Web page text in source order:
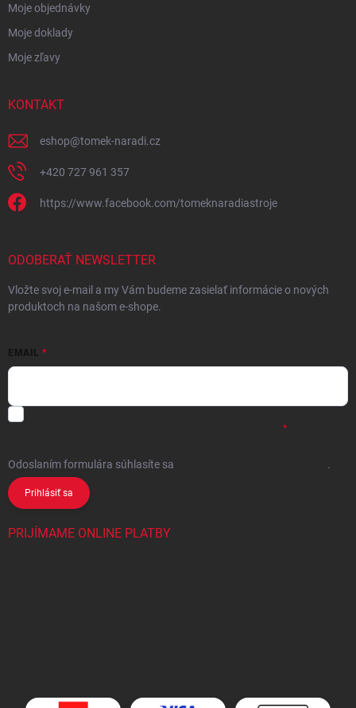
Moje objednávky
Moje doklady
Moje zľavy
KONTAKT
eshop@tomek-naradi.cz
+420 727 961 357
https://www.facebook.com/tomeknaradiastroje
ODOBERAŤ NEWSLETTER
Vložte svoj e-mail a my Vám budeme zasielať informácie o nových
produktoch na našom e-shope.
EMAIL
Odoslaním formulára súhlasíte sa .
Prihlásiť sa
PRIJÍMAME ONLINE PLATBY